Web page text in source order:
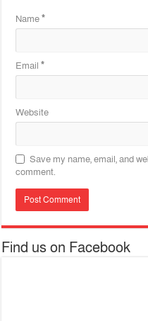
Name*
Email*
Website
Save my name, email, and
comment.
Find us on Facebook